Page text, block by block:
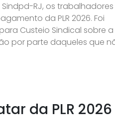
RJ, os trabalhadores
da PLR 2026. Foi
Custeio Sindical sobre a
por parte daqueles que
da PLR 2026